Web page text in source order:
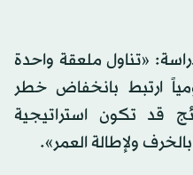
«تناول ملعقة واحدة
ارتبط بانخفاض خطر
قد تكون استراتيجية
ولإطالة العمر».